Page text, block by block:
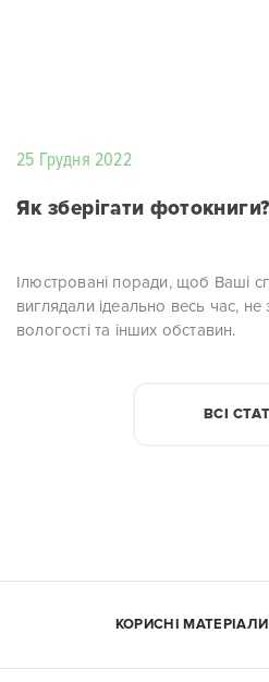
25 Грудня 2022
Як зберігати фотокниги?
Ілюстровані поради, щоб Ваші
виглядали ідеально весь час,
вологості та інших обставин.
ВСІ
КОРИСНІ МАТЕРІАЛИ